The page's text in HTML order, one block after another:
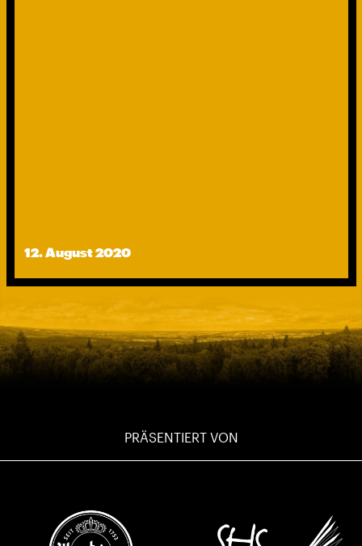
12. August 2020
PRÄSENTIERT VON